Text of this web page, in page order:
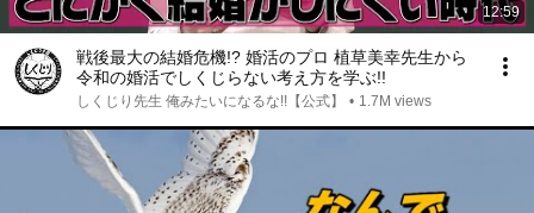
12:59
戦後最大の結婚危機!? 婚活のプロ 植草美幸先生から
令和の婚活でしくじらない考え方を学ぶ!!
しくじり先生 俺みたいになるな!!【公式】 • 1.7M views